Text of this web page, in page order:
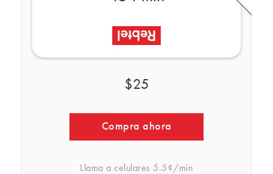
$25
Compra ahora
Llama a celulares 5.5¢/min